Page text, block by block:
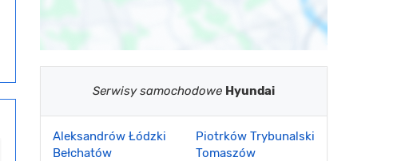
Serwisy samochodowe Hyundai
Aleksandrów Łódzki
Bełchatów
Piotrków Trybunalski
Tomaszów